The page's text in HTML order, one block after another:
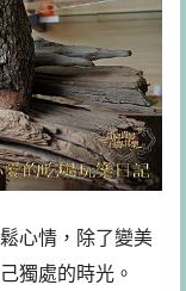
心情，除了變美
獨處的時光。